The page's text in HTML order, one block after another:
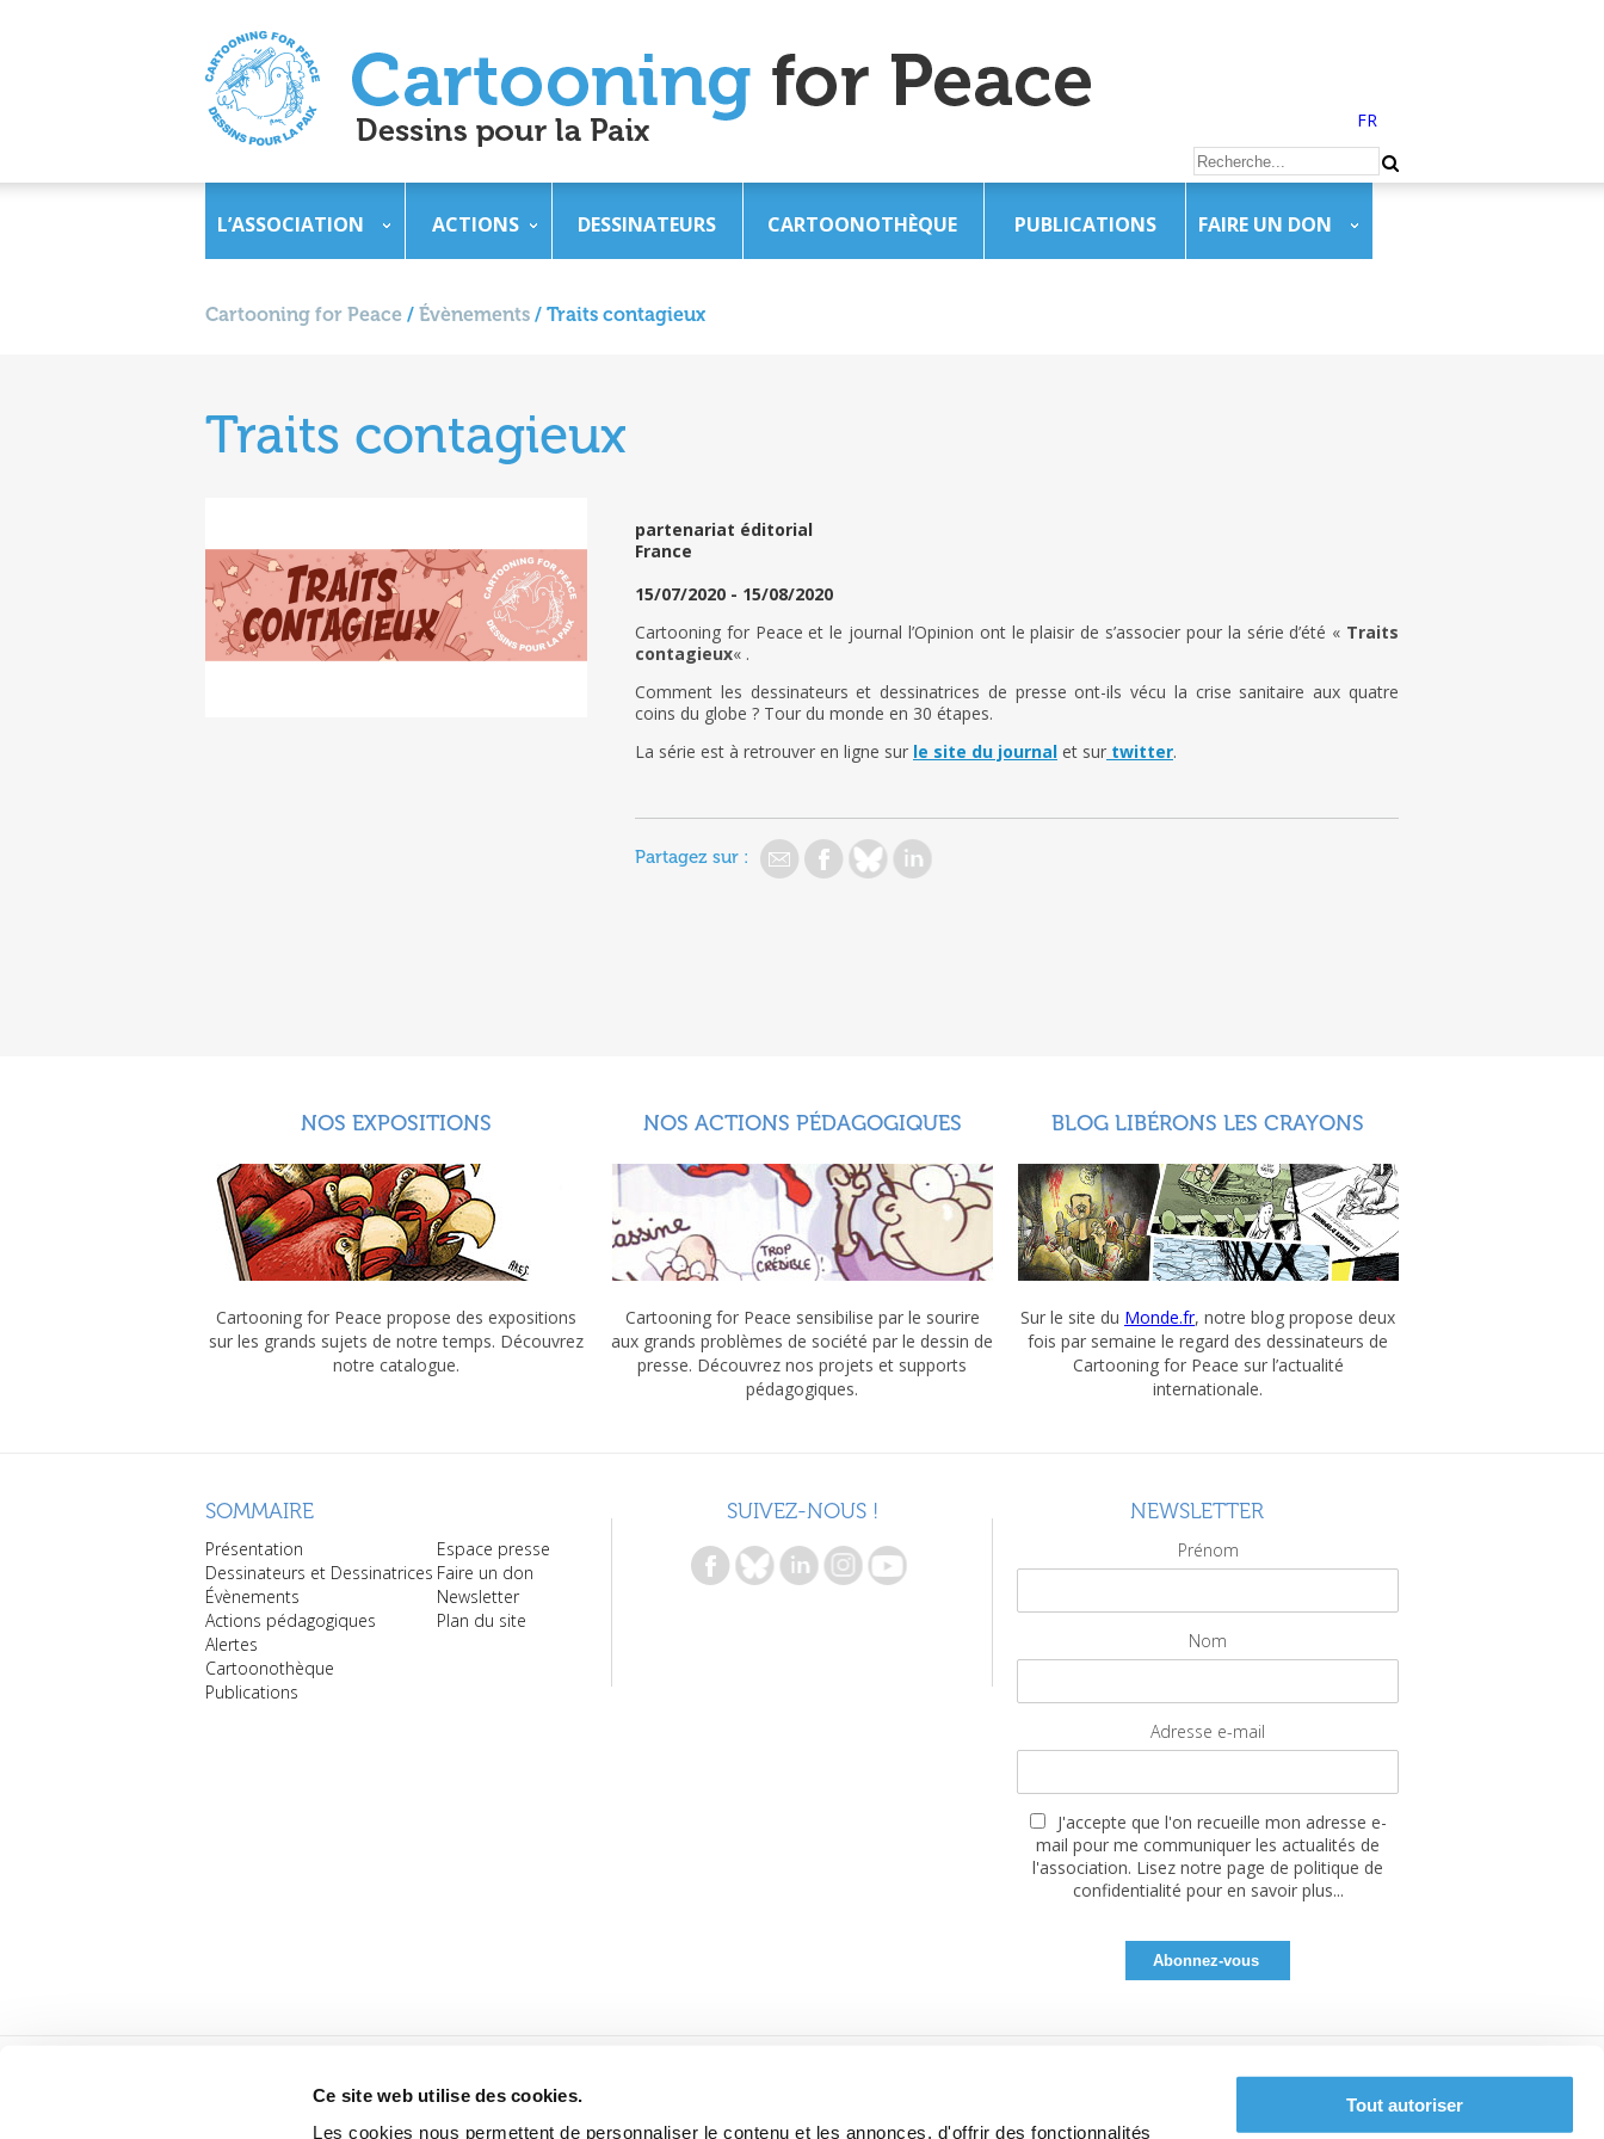
Ce site web utilise des cookies.
Les cookies nous permettent de personnaliser le contenu et les annonces, d'offrir des fonctionnalités
Tout autoriser
FR
L’ASSOCIATION ACTIONS DESSINATEURS CARTOONOTHÈQUE PUBLICATIONS FAIRE UN DON
Cartooning for Peace / Évènements / Traits contagieux
Traits contagieux
partenariat éditorial
France
15/07/2020 - 15/08/2020
Cartooning for Peace et le journal l’Opinion ont le plaisir de s’associer pour la série d’été « Traits
contagieux« .
Comment les dessinateurs et dessinatrices de presse ont-ils vécu la crise sanitaire aux quatre
coins du globe ? Tour du monde en 30 étapes.
La série est à retrouver en ligne sur le site du journal et sur twitter.
Partagez sur :
NOS EXPOSITIONS
Cartooning for Peace propose des expositions
sur les grands sujets de notre temps. Découvrez
notre catalogue.
NOS ACTIONS PÉDAGOGIQUES
Cartooning for Peace sensibilise par le sourire
aux grands problèmes de société par le dessin de
presse. Découvrez nos projets et supports
pédagogiques.
BLOG LIBÉRONS LES CRAYONS
Sur le site du Monde.fr, notre blog propose deux
fois par semaine le regard des dessinateurs de
Cartooning for Peace sur l’actualité
internationale.
SOMMAIRE
Présentation
Dessinateurs et Dessinatrices
Évènements
Actions pédagogiques
Alertes
Cartoonothèque
Publications
Espace presse
Faire un don
Newsletter
Plan du site
SUIVEZ-NOUS ! NEWSLETTER
Prénom
Nom
Adresse e-mail
J'accepte que l'on recueille mon adresse e-
mail pour me communiquer les actualités de
l'association. Lisez notre page de politique de
confidentialité pour en savoir plus...